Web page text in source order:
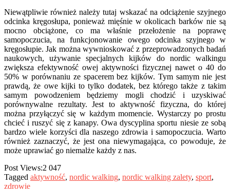
Niewątpliwie również należy tutaj wskazać na odciążenie szyjnego
odcinka kręgosłupa, ponieważ mięśnie w okolicach barków nie są
mocno obciążone, co ma właśnie przełożenie na poprawę
samopoczucia, na funkcjonowanie owego odcinka szyjnego w
kręgosłupie. Jak można wywnioskować z przeprowadzonych badań
naukowych, używanie specjalnych kijków do nordic walkingu
zwiększa efektywność owej aktywności fizycznej nawet o 40 do
50% w porównaniu ze spacerem bez kijków. Tym samym nie jest
prawdą, że owe kijki to tylko dodatek, bez którego także z takim
samym powodzeniem będziemy mogli chodzić i uzyskiwać
porównywalne rezultaty. Jest to aktywność fizyczna, do której
można przyłączyć się w każdym momencie. Wystarczy po prostu
chcieć i ruszyć się z kanapy. Owa dyscyplina sportu niesie ze sobą
bardzo wiele korzyści dla naszego zdrowia i samopoczucia. Warto
również zaznaczyć, że jest ona niewymagająca, co powoduje, że
może uprawiać go niemalże każdy z nas.
Post Views:2 047
Tagged aktywność, nordic walking, nordic walking zalety, sport,
zdrowie